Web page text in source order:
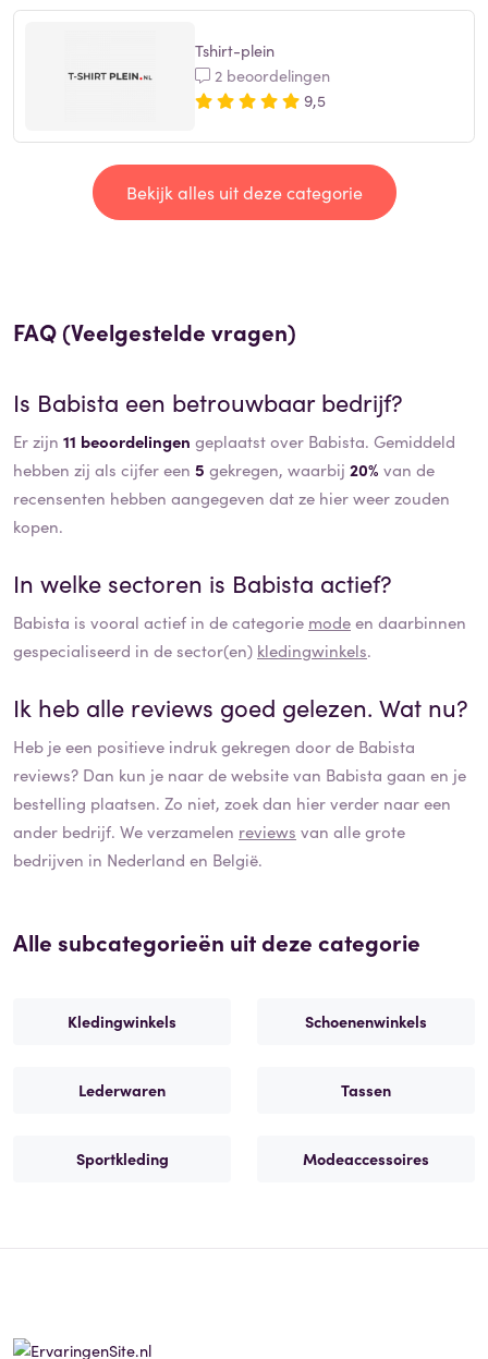
Tshirt-plein
2 beoordelingen
9,5
Bekijk alles uit deze categorie
FAQ (Veelgestelde vragen)
Is Babista een betrouwbaar bedrijf?
Er zijn 11 beoordelingen geplaatst over Babista. Gemiddeld
hebben zij als cijfer een 5 gekregen, waarbij 20% van de
recensenten hebben aangegeven dat ze hier weer zouden
kopen.
In welke sectoren is Babista actief?
Babista is vooral actief in de categorie modeen daarbinnen
gespecialiseerd in de sector(en) kledingwinkels.
Ik heb alle reviews goed gelezen. Wat nu?
Heb je een positieve indruk gekregen door de Babista
reviews? Dan kun je naar de website van Babista gaan en je
bestelling plaatsen. Zo niet, zoek dan hier verder naar een
ander bedrijf. We verzamelen reviews van alle grote
bedrijven in Nederland en België.
Alle subcategorieën uit deze categorie
Kledingwinkels Schoenenwinkels
Lederwaren Tassen
Sportkleding Modeaccessoires